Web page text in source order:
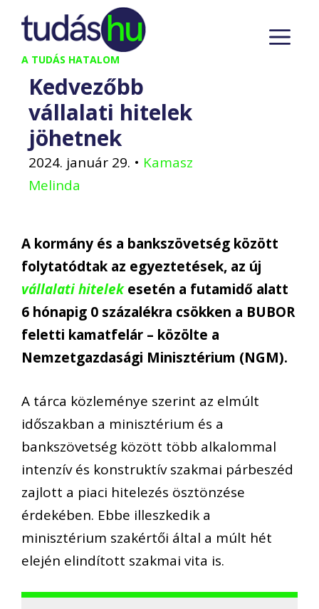
Kilépés
tartalomba
A TUDÁS HATALOM
Kedvezőbb
vállalati hitelek
jöhetnek
2024. január 29. • Kamasz
Melinda
A kormány és a bankszövetség között
folytatódtak az egyeztetések, az új
vállalati hitelekesetén a futamidő alatt
6 hónapig 0 százalékra csökken a BUBOR
feletti kamatfelár – közölte a
Nemzetgazdasági Minisztérium (NGM).
A tárca közleménye szerint az elmúlt
időszakban a minisztérium és a
bankszövetség között több alkalommal
intenzív és konstruktív szakmai párbeszéd
zajlott a piaci hitelezés ösztönzése
érdekében. Ebbe illeszkedik a
minisztérium szakértői által a múlt hét
elején elindított szakmai vita is.